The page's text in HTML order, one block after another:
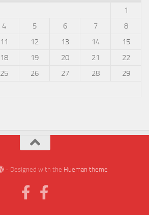
1
4 5 6 7
8
11 12 13 14
15
18 19 20 21
22
25 26 27 28
29
- Designed with the Hueman theme